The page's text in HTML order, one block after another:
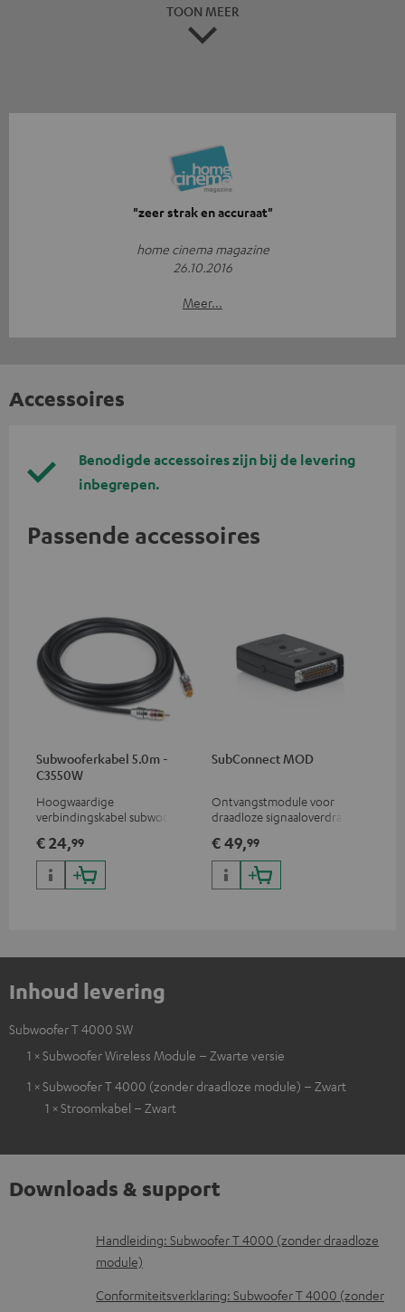
TOON MEER
"zeer strak en accuraat"
home cinema magazine
26.10.2016
Meer...
Accessoires
Benodigde accessoires zijn bij de levering
inbegrepen.
Passende accessoires
Subwooferkabel 5.0m -
C3550W
Hoogwaardige
verbindingskabel subwoofer
€ 24,99
SubConnect MOD
Ontvangstmodule voor
draadloze signaaloverdracht,
4000/S 6000
€ 49,99
Inhoud levering
Subwoofer T 4000 SW
1 × Subwoofer Wireless Module – Zwarte versie
1 × Subwoofer T 4000 (zonder draadloze module) – Zwart
1 × Stroomkabel – Zwart
Downloads & support
D
o
w
Handleiding: Subwoofer T 4000 (zonder draadloze
module)
Conformiteitsverklaring: Subwoofer T 4000 (zonder